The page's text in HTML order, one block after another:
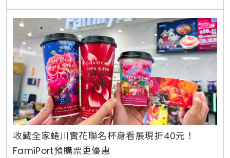
行時不可錯過的超商省錢必看攻略。
收藏全家蜷川實花聯名杯身看展現折40元！
FamiPort預購票更優惠